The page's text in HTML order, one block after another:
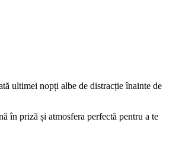
ultimei nopți albe de distracție înainte de
în priză și atmosfera perfectă pentru a te